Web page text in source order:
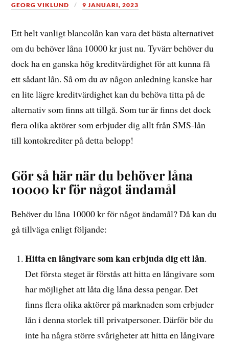
GEORG VIKLUND 9 JANUARI, 2023
Ett helt vanligt blancolån kan vara det bästa alternativet
om du behöver låna 10000 kr just nu. Tyvärr behöver du
dock ha en ganska hög kreditvärdighet för att kunna få
ett sådant lån. Så om du av någon anledning kanske har
en lite lägre kreditvärdighet kan du behöva titta på de
alternativ som finns att tillgå. Som tur är finns det dock
flera olika aktörer som erbjuder dig allt från SMS-lån
till kontokrediter på detta belopp!
Gör så här när du behöver låna
10000 kr för något ändamål
Behöver du låna 10000 kr för något ändamål? Då kan du
gå tillväga enligt följande:
Hitta en långivare som kan erbjuda dig ett lån.
Det första steget är förstås att hitta en långivare som
har möjlighet att låta dig låna dessa pengar. Det
finns flera olika aktörer på marknaden som erbjuder
lån i denna storlek till privatpersoner. Därför bör du
inte ha några större svårigheter att hitta en långivare